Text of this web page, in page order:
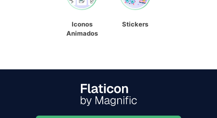
Iconos
Animados
Stickers